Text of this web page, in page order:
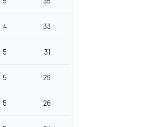
4 33
5 31
5 29
5 26